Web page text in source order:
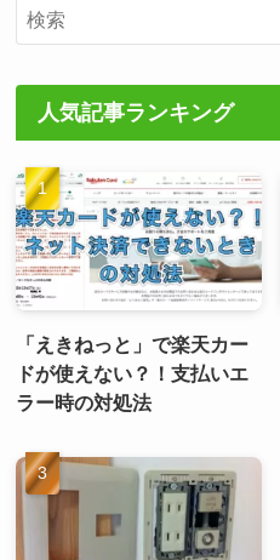
人気記事ランキング
「えきねっと」で楽天カー
ドが使えない？！支払いエ
ラー時の対処法